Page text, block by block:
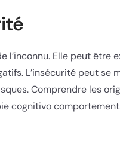
l’inconnu. Elle peut être
L’insécurité peut se
Comprendre les
cognitivo